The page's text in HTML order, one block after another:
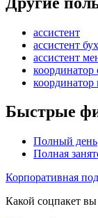
ассистент
ассистент
ассистент
координатор
координатор
Быстрые
Полный день
Полная
Корпоративная
Какой соцпакет